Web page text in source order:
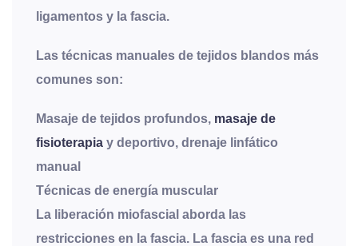
ligamentos y la fascia.
Las técnicas manuales de tejidos blandos más
comunes son:
Masaje de tejidos profundos, masaje de
fisioterapia y deportivo, drenaje linfático
manual
Técnicas de energía muscular
La liberación miofascial aborda las
restricciones en la fascia. La fascia es una red